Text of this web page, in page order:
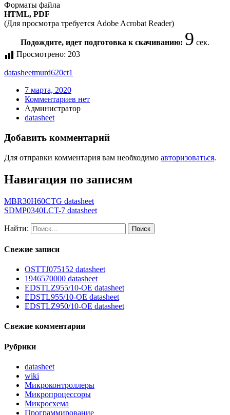
Форматы файла
HTML, PDF
(Для просмотра требуется Adobe Acrobat Reader)
Подождите, идет подготовка к скачиванию: 9 сек.
Просмотрено: 203
datasheetmurd620ct1
7 марта, 2020
Комментариев нет
Администратор
datasheet
Добавить комментарий
Для отправки комментария вам необходимо авторизоваться.
Навигация по записям
MBR30H60CTG datasheet
SDMP0340LCT-7 datasheet
Найти:
Свежие записи
OSTTJ075152 datasheet
1946570000 datasheet
EDSTLZ955/10-OE datasheet
EDSTL955/10-OE datasheet
EDSTLZ950/10-OE datasheet
Свежие комментарии
Рубрики
datasheet
wiki
Микроконтроллеры
Микропроцессоры
Микросхема
Программирование